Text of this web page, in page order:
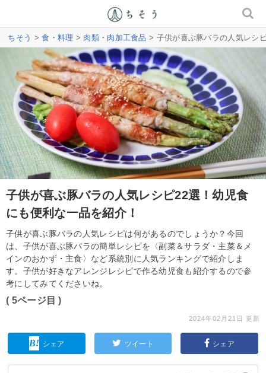
ちそう >食・料理 > 肉類・肉加工食品 > 子供が喜ぶ豚バラの人気レシ
子供が喜ぶ豚バラの人気レシピ22選！幼児食
にも便利な一品を紹介！
子供が喜ぶ豚バラの人気レシピは何があるのでしょうか？今回
は、子供が喜ぶ豚バラの簡単レシピを〈副菜＆サラダ・主菜＆メ
インのおかず・主食〉など系統別に人気ランキングで紹介しま
す。子供が好きなアレンジレシピで作る幼児食も紹介するので参
考にしてみてくださいね。
( 5ページ目 )
2024年02月21日 更新
シェア ツイート シェア